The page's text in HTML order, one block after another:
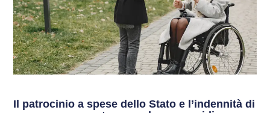
Il patrocinio a spese dello Stato e l’indennità di